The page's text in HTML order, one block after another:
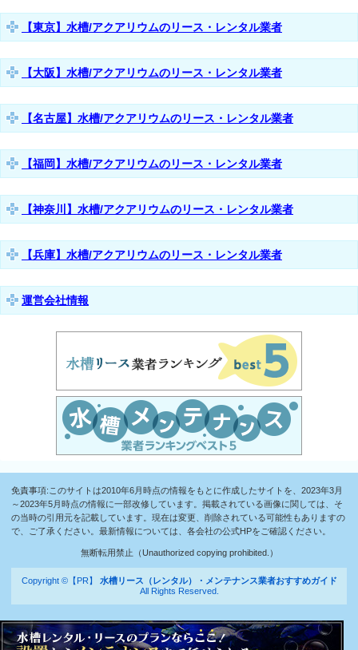
【東京】水槽/アクアリウムのリース・レンタル業者
【大阪】水槽/アクアリウムのリース・レンタル業者
【名古屋】水槽/アクアリウムのリース・レンタル業者
【福岡】水槽/アクアリウムのリース・レンタル業者
【神奈川】水槽/アクアリウムのリース・レンタル業者
【兵庫】水槽/アクアリウムのリース・レンタル業者
運営会社情報
免責事項:このサイトは2010年6月時点の情報をもとに作成したサイトを、2023年3月
～2023年5月時点の情報に一部改修しています。掲載されている画像に関しては、そ
の当時の引用元を記載しています。現在は変更、削除されている可能性もありますの
で、ご了承ください。最新情報については、各会社の公式HPをご確認ください。
無断転用禁止（Unauthorized copying prohibited.）
Copyright ©【PR】 水槽リース（レンタル）・メンテナンス業者おすすめガイド
All Rights Reserved.